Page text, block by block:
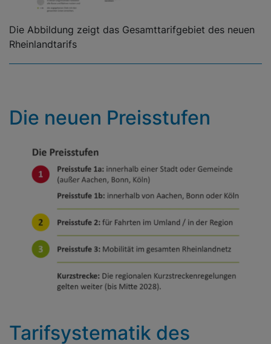
Die Abbildung zeigt das Gesamttarifgebiet des neuen
Rheinlandtarifs
Die neuen Preisstufen
Tarifsystematik des